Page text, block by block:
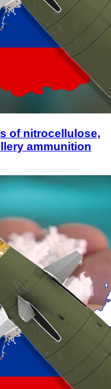
of nitrocellulose,
ammunition